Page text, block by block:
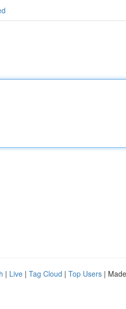
| Live | Tag Cloud | Top Users |